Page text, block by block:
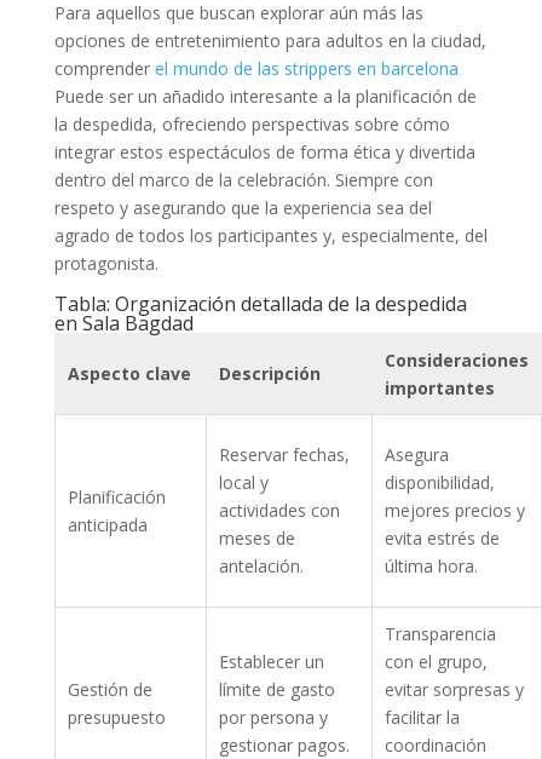
Para aquellos que buscan explorar aún más las
opciones de entretenimiento para adultos en la ciudad,
comprender el mundo de las strippers en barcelona
Puede ser un añadido interesante a la planificación de
la despedida, ofreciendo perspectivas sobre cómo
integrar estos espectáculos de forma ética y divertida
dentro del marco de la celebración. Siempre con
respeto y asegurando que la experiencia sea del
agrado de todos los participantes y, especialmente, del
protagonista.
Tabla: Organización detallada de la despedida
en Sala Bagdad
Aspecto clave Descripción
Consideraciones
importantes
Planificación
anticipada
Reservar fechas,
local y
actividades con
meses de
antelación.
Asegura
disponibilidad,
mejores precios y
evita estrés de
última hora.
Gestión de
presupuesto
Establecer un
límite de gasto
por persona y
gestionar pagos.
Transparencia
con el grupo,
evitar sorpresas y
facilitar la
coordinación